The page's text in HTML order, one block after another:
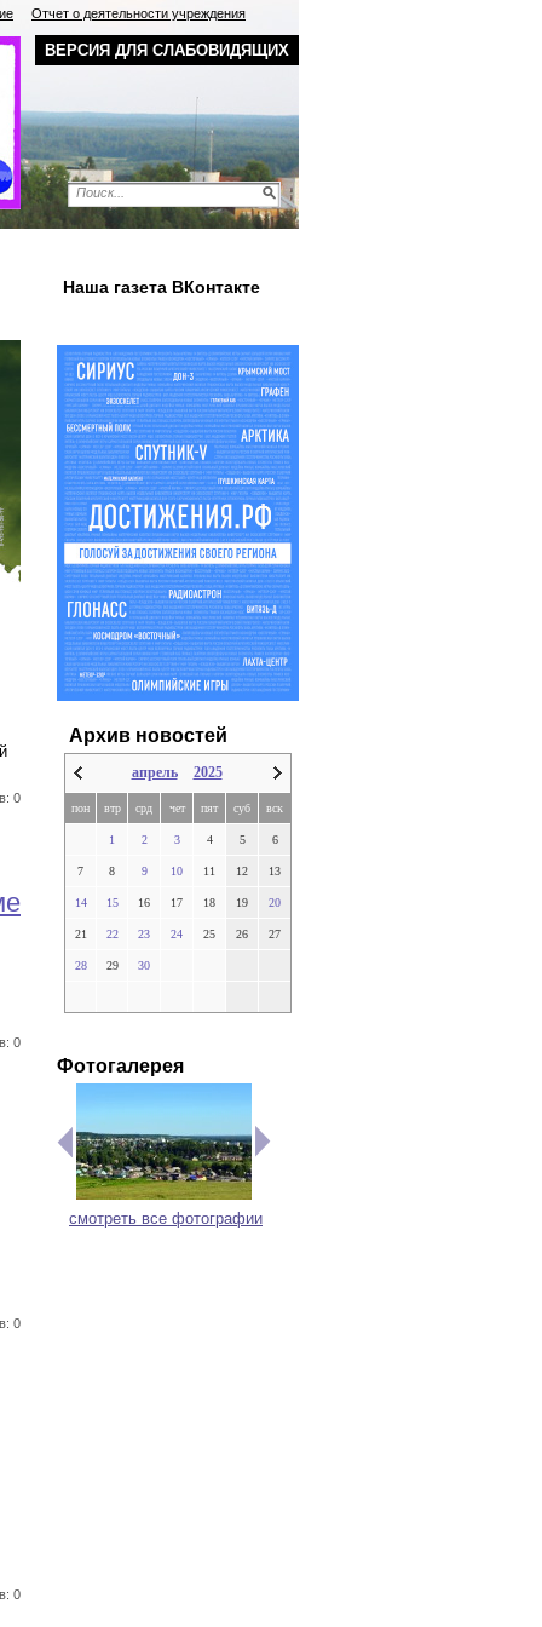
ВЕРСИЯ ДЛЯ СЛАБОВИДЯЩИХ
Отчет о деятельности учреждения
0
0
0
0
Наша газета ВКонтакте
Архив новостей
апрель 2025
пон втр срд чет пят суб вск
1 2 3 4 5 6
7 8 9 10 11 12 13
14 15 16 17 18 19 20
21 22 23 24 25 26 27
28 29 30
Фотогалерея
смотреть все фотографии